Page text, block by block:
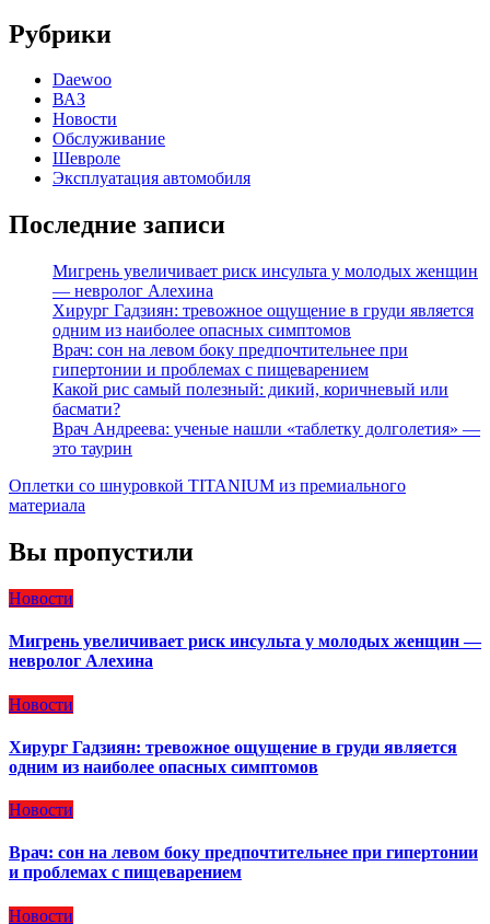
Рубрики
Daewoo
ВАЗ
Новости
Обслуживание
Шевроле
Эксплуатация автомобиля
Последние записи
Мигрень увеличивает риск инсульта у молодых женщин
— невролог Алехина
Хирург Гадзиян: тревожное ощущение в груди является
одним из наиболее опасных симптомов
Врач: сон на левом боку предпочтительнее при
гипертонии и проблемах с пищеварением
Какой рис самый полезный: дикий, коричневый или
басмати?
Врач Андреева: ученые нашли «таблетку долголетия» —
это таурин
Оплетки со шнуровкой TITANIUM из премиального
материала
Вы пропустили
Новости
Мигрень увеличивает риск инсульта у молодых женщин —
невролог Алехина
Новости
Хирург Гадзиян: тревожное ощущение в груди является
одним из наиболее опасных симптомов
Новости
Врач: сон на левом боку предпочтительнее при гипертонии
и проблемах с пищеварением
Новости